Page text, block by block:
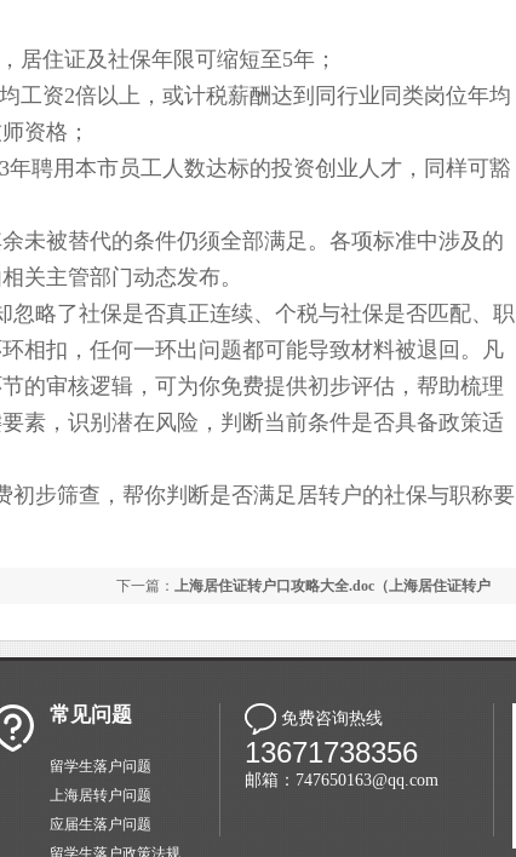
住证及社保年限可缩短至5年；
资2倍以上，或计税薪酬达到同行业同类岗位年均
资格；
聘用本市员工人数达标的投资创业人才，同样可豁
被替代的条件仍须全部满足。各项标准中涉及的
关主管部门动态发布。
略了社保是否真正连续、个税与社保是否匹配、职
相扣，任何一环出问题都可能导致材料被退回。凡
的审核逻辑，可为你免费提供初步评估，帮助梳理
素，识别潜在风险，判断当前条件是否具备政策适
步筛查，帮你判断是否满足居转户的社保与职称要
下一篇： 上海居住证转户口攻略大全.doc（上海居住证转户
常见问题
留学生落户问题
上海居转户问题
应届生落户问题
留学生落户政策法规
免费咨询热线
13671738356
邮箱：747650163@qq.com